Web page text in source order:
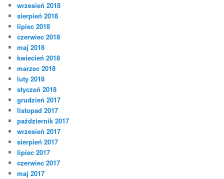
wrzesień 2018
sierpień 2018
lipiec 2018
czerwiec 2018
maj 2018
kwiecień 2018
marzec 2018
luty 2018
styczeń 2018
grudzień 2017
listopad 2017
październik 2017
wrzesień 2017
sierpień 2017
lipiec 2017
czerwiec 2017
maj 2017